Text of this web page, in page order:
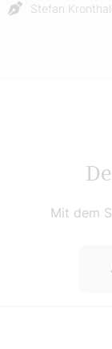
Stefan
Mit dem